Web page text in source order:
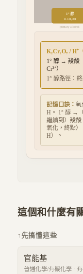
1° 醇
R-CH₂OH
primary alcohol
K₂Cr₂O₇ / H⁺
1° 醇 → 羧酸
Cr³⁺）
1° 醇路徑：
記憶口訣： 氧
H。 1° 醇 →
繼續到）羧
氧化，終點
H）。
這個和什麼有
↑ 先搞懂這些
官能基
普通化學/有機化學 ·